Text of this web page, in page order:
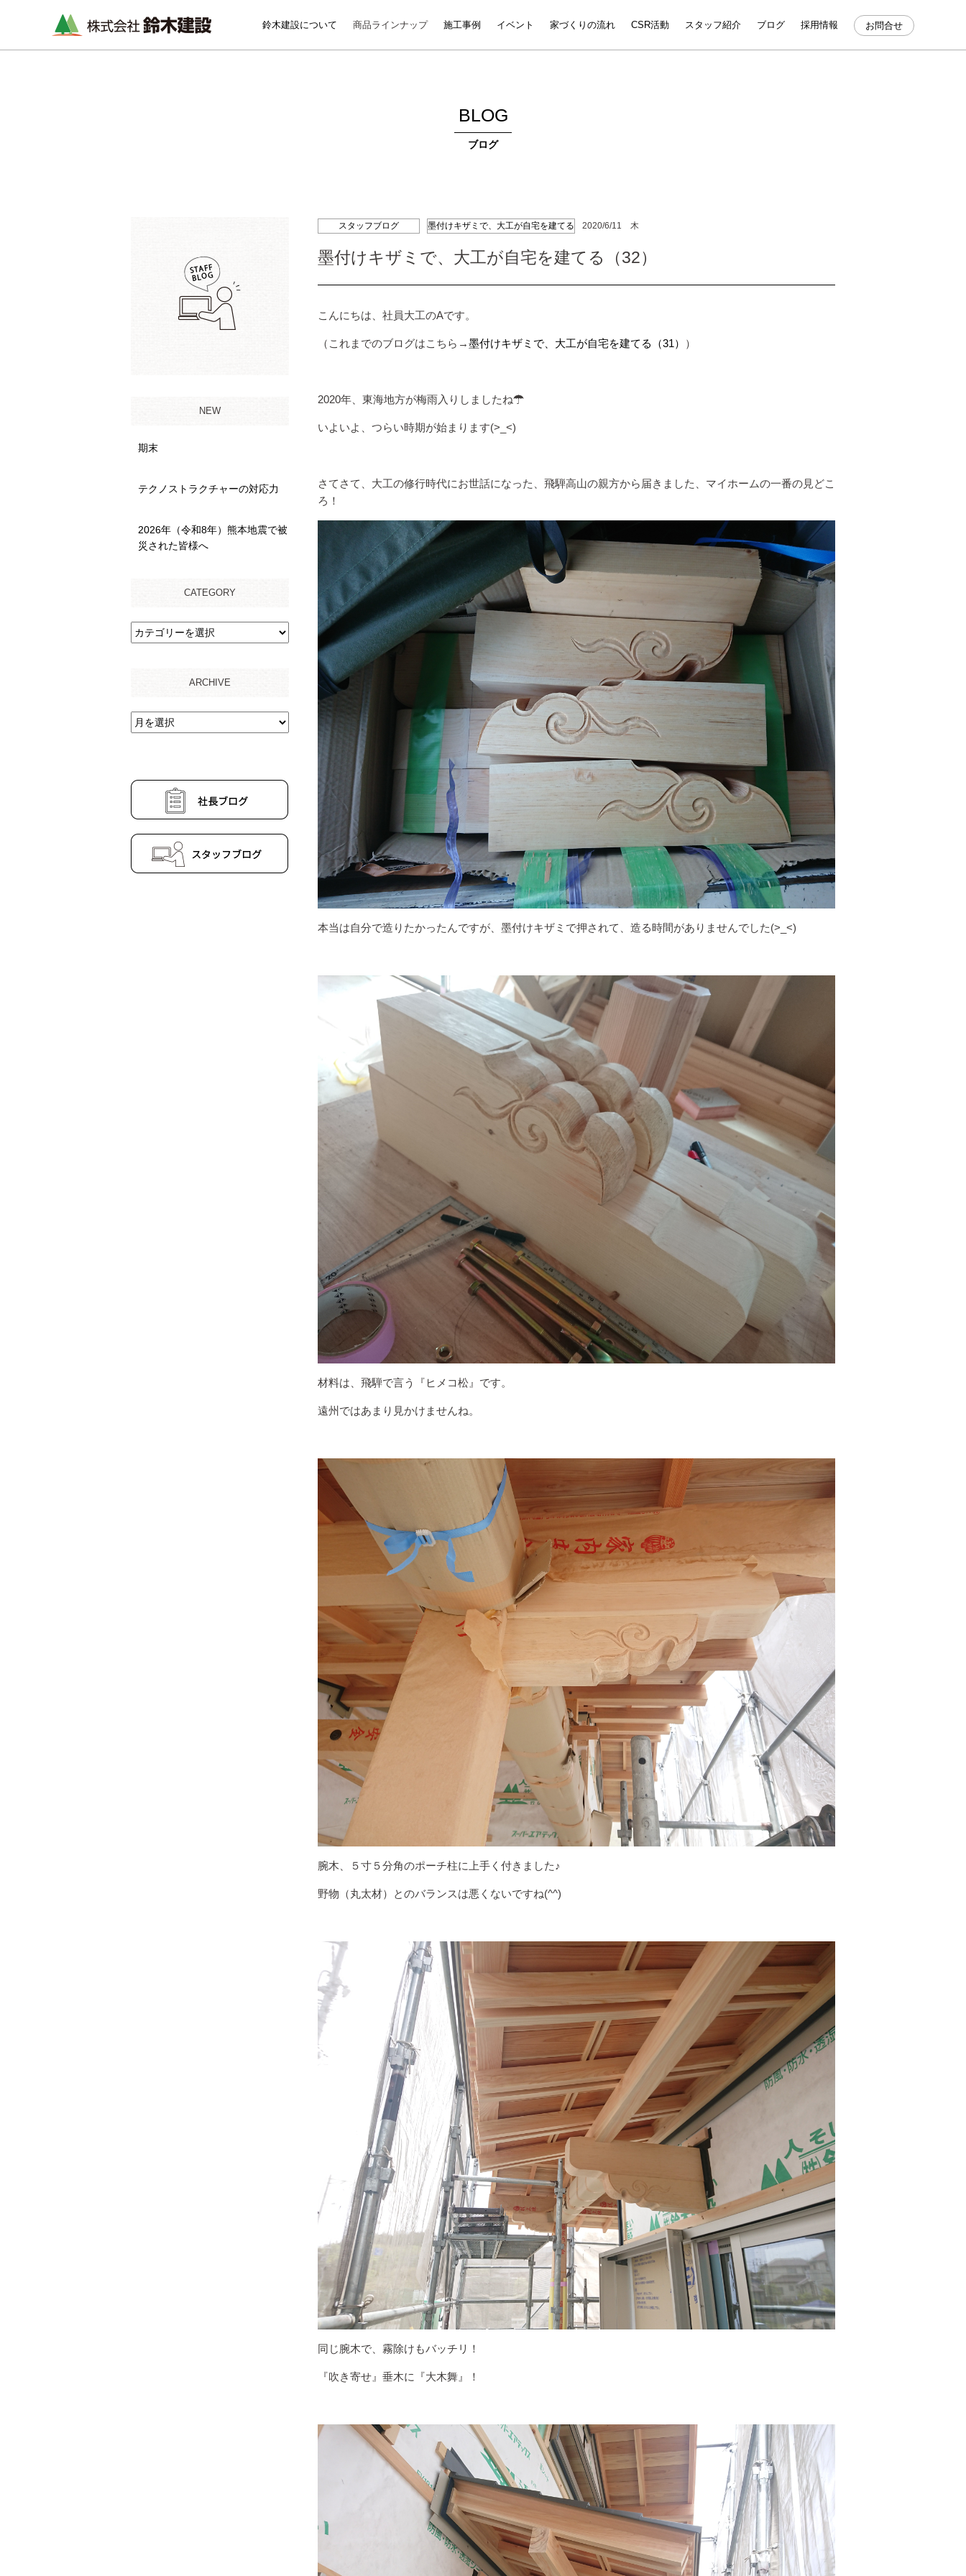
鈴木建設について 商品ラインナップ 施工事例 イベント 家づくりの流れ CSR活動 スタッフ紹介 ブログ 採用情報 お問合せ
BLOG
ブログ
スタッフブログ 墨付けキザミで、大工が自宅を建てる 2020/6/11 木
墨付けキザミで、大工が自宅を建てる（32）
こんにちは、社員大工のAです。
（これまでのブログはこちら→墨付けキザミで、大工が自宅を建てる（31） ）
2020年、東海地方が梅雨入りしましたね☂
いよいよ、つらい時期が始まります(>_<)
さてさて、大工の修行時代にお世話になった、飛騨高山の親方から届きました、マイホームの一番の見どこ
ろ！
本当は自分で造りたかったんですが、墨付けキザミで押されて、造る時間がありませんでした(>_<)
材料は、飛騨で言う『ヒメコ松』です。
遠州ではあまり見かけませんね。
腕木、５寸５分角のポーチ柱に上手く付きました♪
野物（丸太材）とのバランスは悪くないですね(^^)
同じ腕木で、霧除けもバッチリ！
『吹き寄せ』垂木に『大木舞』！
NEW
期末
テクノストラクチャーの対応力
2026年（令和8年）熊本地震で被
災された皆様へ
CATEGORY
ARCHIVE